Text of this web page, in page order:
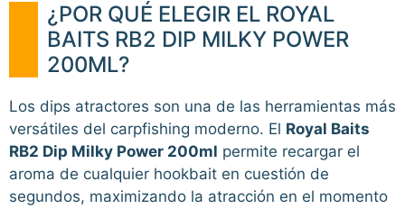
¿POR QUÉ ELEGIR EL ROYAL
BAITS RB2 DIP MILKY POWER
200ML?
Los dips atractores son una de las herramientas más
versátiles del carpfishing moderno. El Royal Baits
RB2 Dip Milky Power 200ml permite recargar el
aroma de cualquier hookbait en cuestión de
segundos, maximizando la atracción en el momento